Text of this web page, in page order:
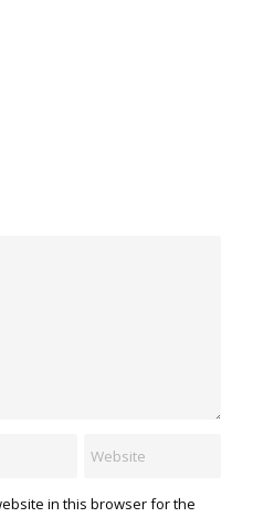
in this browser for the